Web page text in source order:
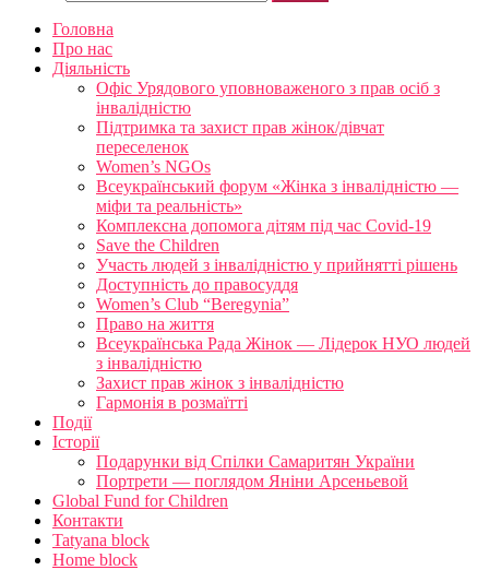
Головна
Про нас
Діяльність
Офіс Урядового уповноваженого з прав осіб з
інвалідністю
Підтримка та захист прав жінок/дівчат
переселенок
Women’s NGOs
Всеукраїнський форум «Жінка з інвалідністю —
міфи та реальність»
Комплексна допомога дітям під час Covid-19
Save the Children
Участь людей з інвалідністю у прийнятті рішень
Доступність до правосуддя
Women’s Club “Beregynia”
Право на життя
Всеукраїнська Рада Жінок — Лідерок НУО людей
з інвалідністю
Захист прав жінок з інвалідністю
Гармонія в розмаїтті
Події
Історії
Подарунки від Спілки Самаритян України
Портрети — поглядом Яніни Арсеньевой
Global Fund for Children
Контакти
Tatyana block
Home block